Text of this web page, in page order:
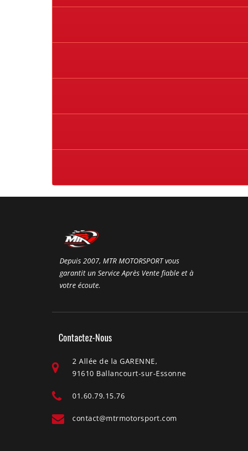
Depuis 2007, MTR MOTORSPORT vous
garantit un Service Après Vente fiable et à
votre écoute.
Contactez-Nous
2 Allée de la GARENNE,
91610 Ballancourt-sur-Essonne
01.60.79.15.76
contact@mtrmotorsport.com